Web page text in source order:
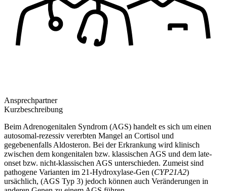
Ansprechpartner
Kurzbeschreibung
Beim Adrenogenitalen Syndrom (AGS) handelt es sich um einen
autosomal-rezessiv vererbten Mangel an Cortisol und
gegebenenfalls Aldosteron. Bei der Erkrankung wird klinisch
zwischen dem kongenitalen bzw. klassischen AGS und dem late-
onset bzw. nicht-klassischen AGS unterschieden. Zumeist sind
pathogene Varianten im 21-Hydroxylase-Gen (CYP21A2)
ursächlich, (AGS Typ 3) jedoch können auch Veränderungen in